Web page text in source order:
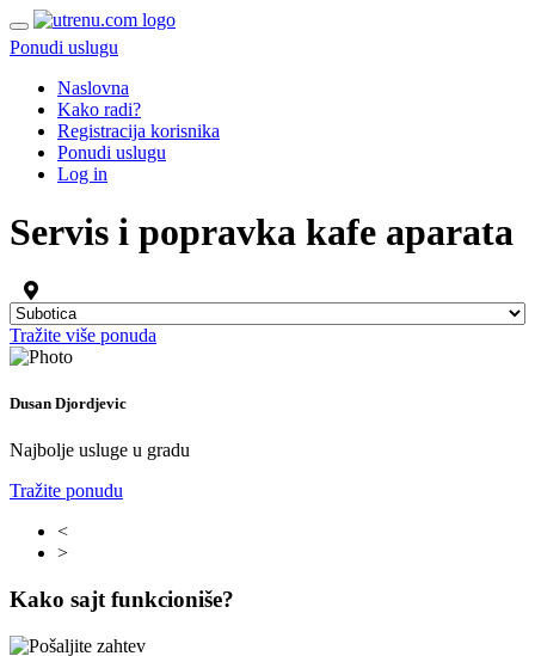
Ponudi uslugu
Naslovna
Kako radi?
Registracija korisnika
Ponudi uslugu
Log in
Servis i popravka kafe aparata
Tražite više ponuda
Dusan Djordjevic
Najbolje usluge u gradu
Tražite ponudu
<
>
Kako sajt funkcioniše?